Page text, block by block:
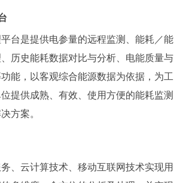
台是提供电参量的远程监测、能耗／能
历史能耗数据对比与分析、电能质量与
能，以客观综合能源数据为依据，为工
提供成熟、有效、使用方便的能耗监测
方案。
、云计算技术、移动互联网技术实现用